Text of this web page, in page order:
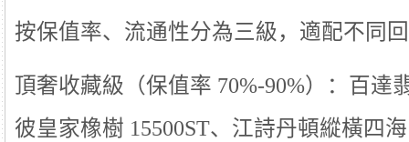
按保值率、流通性分為三級，適配不同
頂奢收藏級（保值率 70%-90%）：百達
彼皇家橡樹 15500ST、江詩丹頓縱橫四